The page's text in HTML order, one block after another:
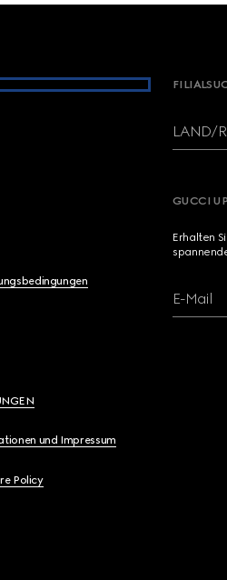
und Impressum
Policy
LAND/
GUCCI
Erhalten
E-Mail